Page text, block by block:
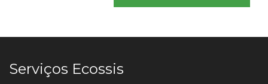
Serviços Ecossis